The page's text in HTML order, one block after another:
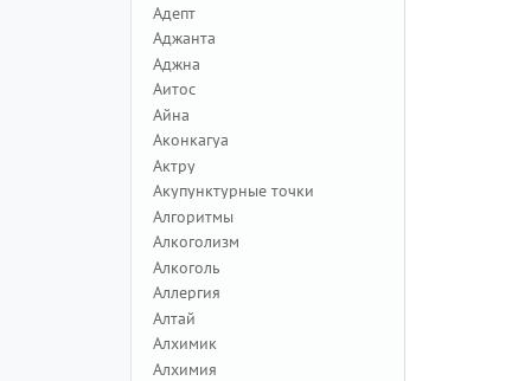
Адепт
Аджанта
Аджна
Аитос
Айна
Аконкагуа
Актру
Акупунктурные точки
Алгоритмы
Алкоголизм
Алкоголь
Аллергия
Алтай
Алхимик
Алхимия